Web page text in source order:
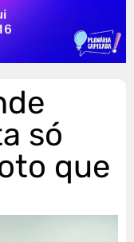
só
que